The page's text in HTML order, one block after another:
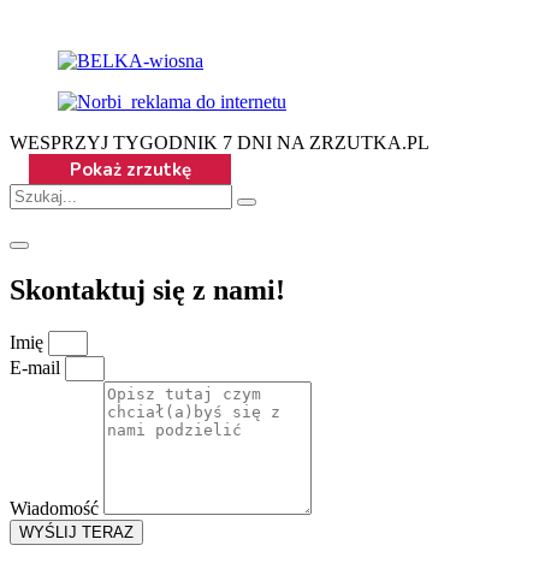
WESPRZYJ TYGODNIK 7 DNI NA ZRZUTKA.PL
Skontaktuj się z nami!
Imię
E-mail
Wiadomość
WYŚLIJ TERAZ